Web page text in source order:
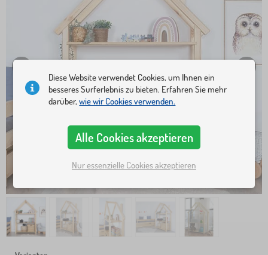
Diese Website verwendet Cookies, um Ihnen ein
besseres Surferlebnis zu bieten. Erfahren Sie mehr
darüber,wie wir Cookies verwenden.
Alle Cookies akzeptieren
Nur essenzielle Cookies akzeptieren